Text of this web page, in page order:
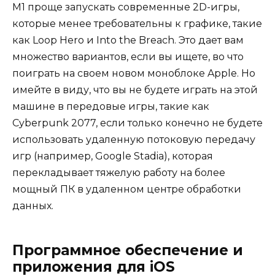
M1 проще запускать современные 2D-игры,
которые менее требовательны к графике, такие
как Loop Hero и Into the Breach. Это дает вам
множество вариантов, если вы ищете, во что
поиграть на своем новом моноблоке Apple. Но
имейте в виду, что вы не будете играть на этой
машине в передовые игры, такие как
Cyberpunk 2077, если только конечно не будете
использовать удаленную потоковую передачу
игр (например, Google Stadia), которая
перекладывает тяжелую работу на более
мощный ПК в удаленном центре обработки
данных.
Программное обеспечение и
приложения для iOS